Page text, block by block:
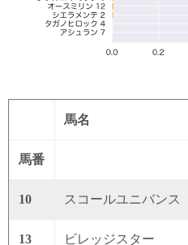
馬名
馬番
10 スコールユニバンス
13 ビレッジスター